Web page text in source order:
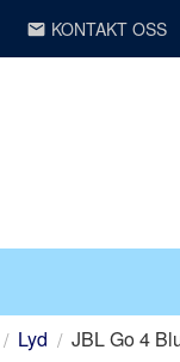
KONTAKT OSS
Lyd JBL Go 4